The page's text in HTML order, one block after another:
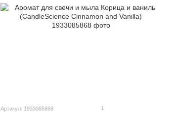
Артикул: 1933085868 1